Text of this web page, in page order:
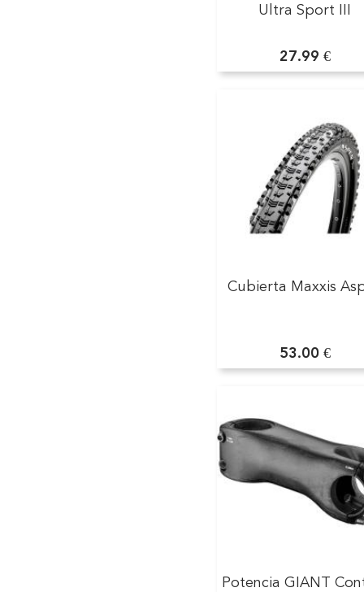
Ultra Sport III
27.99 €
Cubierta Maxxis
53.00 €
Potencia GIANT